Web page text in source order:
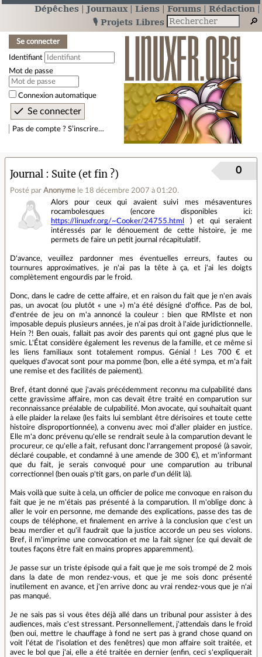
Dépêches Journaux Liens Forums
Rédaction
🎙️ Projets Libres
Se connecter
Identifiant
Mot de passe
Connexion automatique
Pas de compte ? S’inscrire…
Journal Suite (et fin ?)
Posté par Anonyme le 18 décembre 2007 à 01:20.
0
Alors pour ceux qui avaient suivi mes mésaventures
rocambolesques (encore disponibles ici:
https://linuxfr.org/~Cooker/24755.html
) et qui seraient
intéressés par le dénouement de cette histoire, je me
permets de faire un petit journal récapitulatif.
D'avance, veuillez pardonner mes éventuelles erreurs, fautes ou
tournures approximatives, je n'ai pas la tête à ça, et j'ai les doigts
complètement engourdis par le froid.
Donc, dans le cadre de cette affaire, et en raison du fait que je n'en avais
pas, un avocat (ou plutôt « une ») m'a été désigné d'office. Pas de bol,
d'entrée de jeu on m'a annoncé la couleur : bien que RMIste et non
imposable depuis plusieurs années, je n'ai pas droit à l'aide juridictionnelle.
Hein ?! Ben ouais, fallait pas avoir des parents qui ont gagné plus que le
smic. L'État considère également les revenus de la famille, et ce même si
les liens familiaux sont totalement rompus. Génial ! Les 700 € et
quelques d'avocat sont pour ma pomme (bon, elle a été sympa, et m'a fait
une remise et des facilités de paiement).
Bref, étant donné que j'avais précédemment reconnu ma culpabilité dans
cette gravissime affaire, mon cas devait être traité en comparution sur
reconnaissance préalable de culpabilité. Mon avocate, qui souhaitait quant
à elle plaider la relaxe (les faits lui semblant être dérisoires et toute cette
histoire disproportionnée), a convenu avec moi d'aller plaider en justice.
Elle m'a donc prévenu qu'elle se rendrait seule à la comparution devant le
procureur, ce qu'elle a fait, refusant donc l'arrangement proposé (à savoir,
déclaré coupable, et condamné à une amende de 300 €), et m'informant
que du fait, je serais convoqué pour une comparution au tribunal
correctionnel (ben ouais p'tit gars, on parle d'un délit là).
Mais voilà que suite à cela, un officier de police me convoque en raison du
fait que je ne m'étais pas présenté à la comparution. Il m'oblige donc à
aller le voir en personne, me demande des explications, passe des tas de
coups de téléphone, et finalement en arrive à la conclusion que c'est un
beau merdier et qu'il faudrait que la justice accorde un peu ses violons.
Bref, il m'imprime une convocation et me la fait signer (ce qui devait de
toutes façons être fait en mains propres apparemment).
Je passe sur un triste épisode qui a fait que je me sois trompé de 2 mois
dans la date de mon rendez-vous, et que je me sois donc présenté
inutilement en avance, et j'en arrive donc au vrai rendez-vous que je n'ai
pas manqué.
Je ne sais pas si vous êtes déjà allé dans un tribunal pour assister à des
audiences, mais c'est stressant. Personnellement, j'attendais dans le froid
(ben oui, mettre le chauffage à fond ne sert pas à grand chose quand on
voit l'état de l'isolation et des fenêtres) que mon affaire soit traitée, et
avec le bol que j'ai, elle a été traitée en dernier (enfin, ceci s'expliquerait